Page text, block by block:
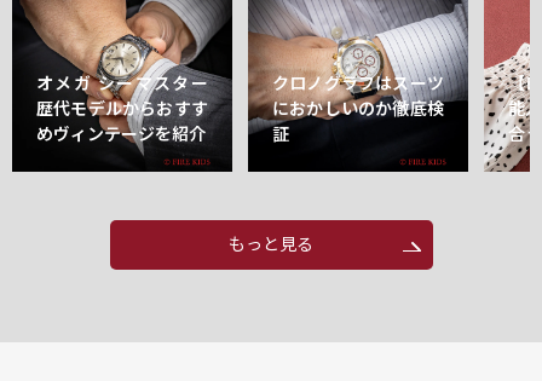
オメガ シーマスター
歴代モデルからおすす
めヴィンテージを紹介
クロノグラフはスーツ
におかしいのか徹底検
証
【
能
合
もっと見る